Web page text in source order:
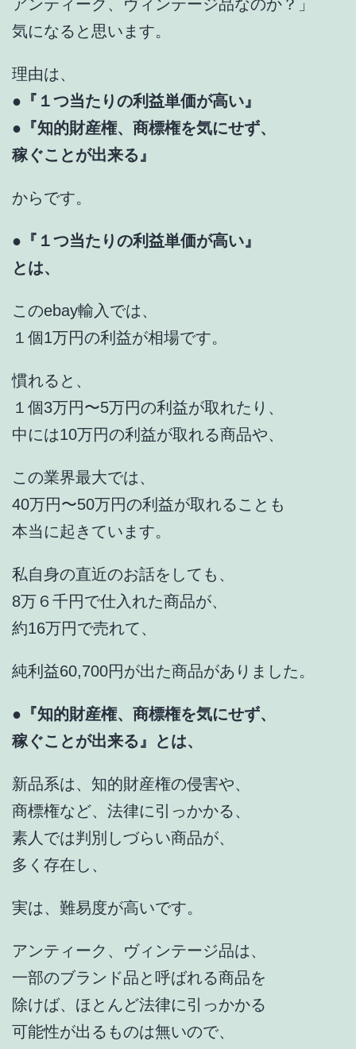
アンティーク、ヴィンテージ品なのか？」
気になると思います。
理由は、
● 『１つ当たりの利益単価が高い』
●『知的財産権、商標権を気にせず、
稼ぐことが出来る』
からです。
● 『１つ当たりの利益単価が高い』
とは、
このebay輸入では、
１個1万円の利益が相場です。
慣れると、
１個3万円〜5万円の利益が取れたり、
中には10万円の利益が取れる商品や、
この業界最大では、
40万円〜50万円の利益が取れることも
本当に起きています。
私自身の直近のお話をしても、
8万６千円で仕入れた商品が、
約16万円で売れて、
純利益60,700円が出た商品がありました。
●『知的財産権、商標権を気にせず、
稼ぐことが出来る』とは、
新品系は、知的財産権の侵害や、
商標権など、法律に引っかかる、
素人では判別しづらい商品が、
多く存在し、
実は、難易度が高いです。
アンティーク、ヴィンテージ品は、
一部のブランド品と呼ばれる商品を
除けば、ほとんど法律に引っかかる
可能性が出るものは無いので、